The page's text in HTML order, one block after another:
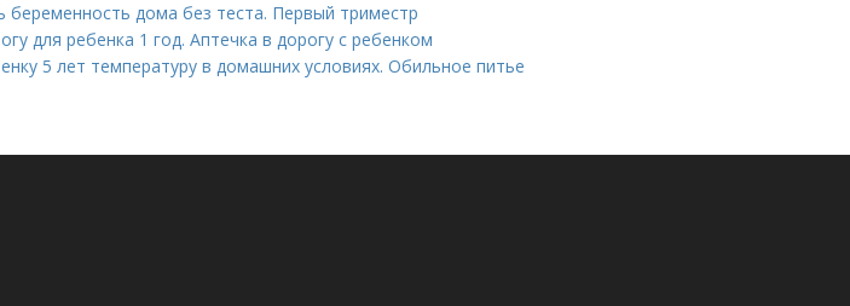
беременность дома без теста. Первый триместр
для ребенка 1 год. Аптечка в дорогу с ребенком
5 лет температуру в домашних условиях. Обильное питье